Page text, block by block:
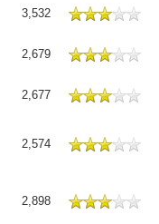
3,532
2,679
2,677
2,574
2,898